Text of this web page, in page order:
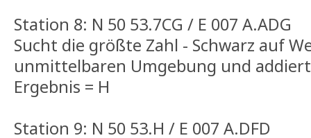
Station 8: N 50 53.7CG / E 007 A.ADG
Sucht die größte Zahl - Schwarz auf
unmittelbaren Umgebung und
Ergebnis = H
Station 9: N 50 53.H / E 007 A.DFD